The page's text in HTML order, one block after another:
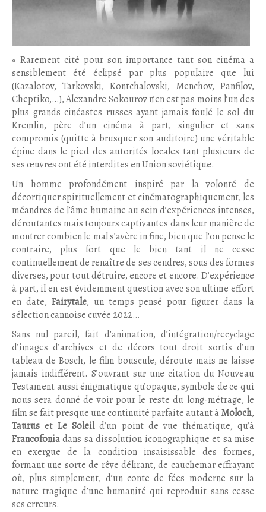
« Rarement cité pour son importance tant son cinéma a
sensiblement été éclipsé par plus populaire que lui
(Kazalotov, Tarkovski, Kontchalovski, Menchov, Panfilov,
Cheptiko,…), Alexandre Sokourov n’en est pas moins l’un des
plus grands cinéastes russes ayant jamais foulé le sol du
Kremlin, père d’un cinéma à part, singulier et sans
compromis (quitte à brusquer son auditoire) une véritable
épine dans le pied des autorités locales tant plusieurs de
ses œuvres ont été interdites en Union soviétique.
Un homme profondément inspiré par la volonté de
décortiquer spirituellement et cinématographiquement, les
méandres de l’âme humaine au sein d’expériences intenses,
déroutantes mais toujours captivantes dans leur manière de
montrer combien le mal s’avère in fine, bien que l’on pense le
contraire, plus fort que le bien tant il ne cesse
continuellement de renaître de ses cendres, sous des formes
diverses, pour tout détruire, encore et encore. D’expérience
à part, il en est évidemment question avec son ultime effort
en date, Fairytale, un temps pensé pour figurer dans la
sélection cannoise cuvée 2022…
Sans nul pareil, fait d’animation, d’intégration/recyclage
d’images d’archives et de décors tout droit sortis d’un
tableau de Bosch, le film bouscule, déroute mais ne laisse
jamais indifférent. S’ouvrant sur une citation du Nouveau
Testament aussi énigmatique qu’opaque, symbole de ce qui
nous sera donné de voir pour le reste du long-métrage, le
film se fait presque une continuité parfaite autant àMoloch,
Taurus etLe Soleild’un point de vue thématique, qu’à
Francofoniadans sa dissolution iconographique et sa mise
en exergue de la condition insaisissable des formes,
formant une sorte de rêve délirant, de cauchemar effrayant
où, plus simplement, d’un conte de fées moderne sur la
nature tragique d’une humanité qui reproduit sans cesse
ses erreurs.